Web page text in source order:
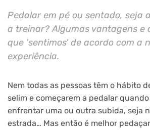
Pedalar em pé ou sentado, seja
a treinar? Algumas vantagens e
que 'sentimos' de acordo com a
experiência.
Nem todas as pessoas têm o hábito
selim e começarem a pedalar
enfrentar uma ou outra subida, seja
estrada… Mas então é melhor